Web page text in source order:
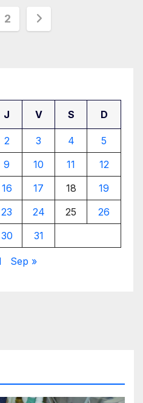
2
J V S D
2 3 4
5
9 10 11
12
16 17 18
19
23 24 25
26
30 31
Sep »